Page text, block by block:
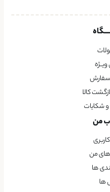
سفارش
کالا
شکایات
من
من
ها
ها